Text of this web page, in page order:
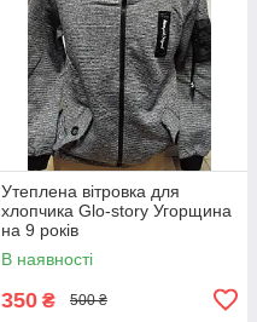
Утеплена вітровка для
хлопчика Glo-story Угорщина
на 9 років
В наявності
350 ₴ 500 ₴